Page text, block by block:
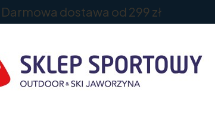
Darmowa dostawa od 299 zł